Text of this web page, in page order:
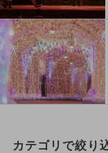
カテゴリで絞り